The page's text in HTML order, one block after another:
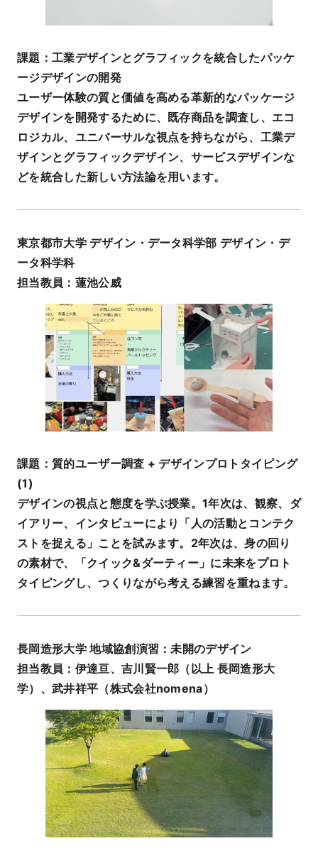
課題：工業デザインとグラフィックを統合したパッケ
ージデザインの開発
ユーザー体験の質と価値を高める革新的なパッケージ
デザインを開発するために、既存商品を調査し、エコ
ロジカル、ユニバーサルな視点を持ちながら、工業デ
ザインとグラフィックデザイン、サービスデザインな
どを統合した新しい方法論を用います。
東京都市大学 デザイン・データ科学部 デザイン・デ
ータ科学科
担当教員：蓮池公威
課題：質的ユーザー調査 + デザインプロトタイピング
(1)
デザインの視点と態度を学ぶ授業。1年次は、観察、ダ
イアリー、インタビューにより「人の活動とコンテク
ストを捉える」ことを試みます。2年次は、身の回り
の素材で、「クイック&ダーティー」に未来をプロト
タイピングし、つくりながら考える練習を重ねます。
長岡造形大学地域協創演習：未開のデザイン
担当教員：伊達亘、吉川賢一郎（以上 長岡造形大
学）、武井祥平（株式会社nomena）